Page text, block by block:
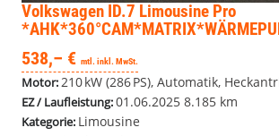
Volkswagen ID.7 Limousine Pro
538,– € mtl. inkl. MwSt.
Motor: 210 kW (286 PS), Automatik,
EZ / Laufleistung:01.06.2025 8.185 km
Kategorie: Limousine